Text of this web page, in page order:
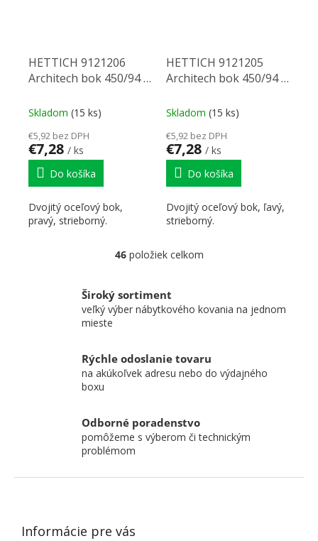
HETTICH 9121206
Architech bok 450/94 P
Skladom (15 ks)
€5,92 bez DPH
€7,28 / ks
Do košíka
Dvojitý oceľový bok,
pravý, strieborný.
HETTICH 9121205
Architech bok 450/94 L
Skladom (15 ks)
€5,92 bez DPH
€7,28 / ks
Do košíka
Dvojitý oceľový bok, ľavý,
strieborný.
Ovládacie prvky výpisu
46položiek celkom
Široký sortiment
veľký výber nábytkového kovania na jednom
mieste
Rýchle odoslanie tovaru
na akúkoľvek adresu nebo do výdajného
boxu
Odborné poradenstvo
pomôžeme s výberom či technickým
problémom
ZÁPÄTIE
Informácie pre vás